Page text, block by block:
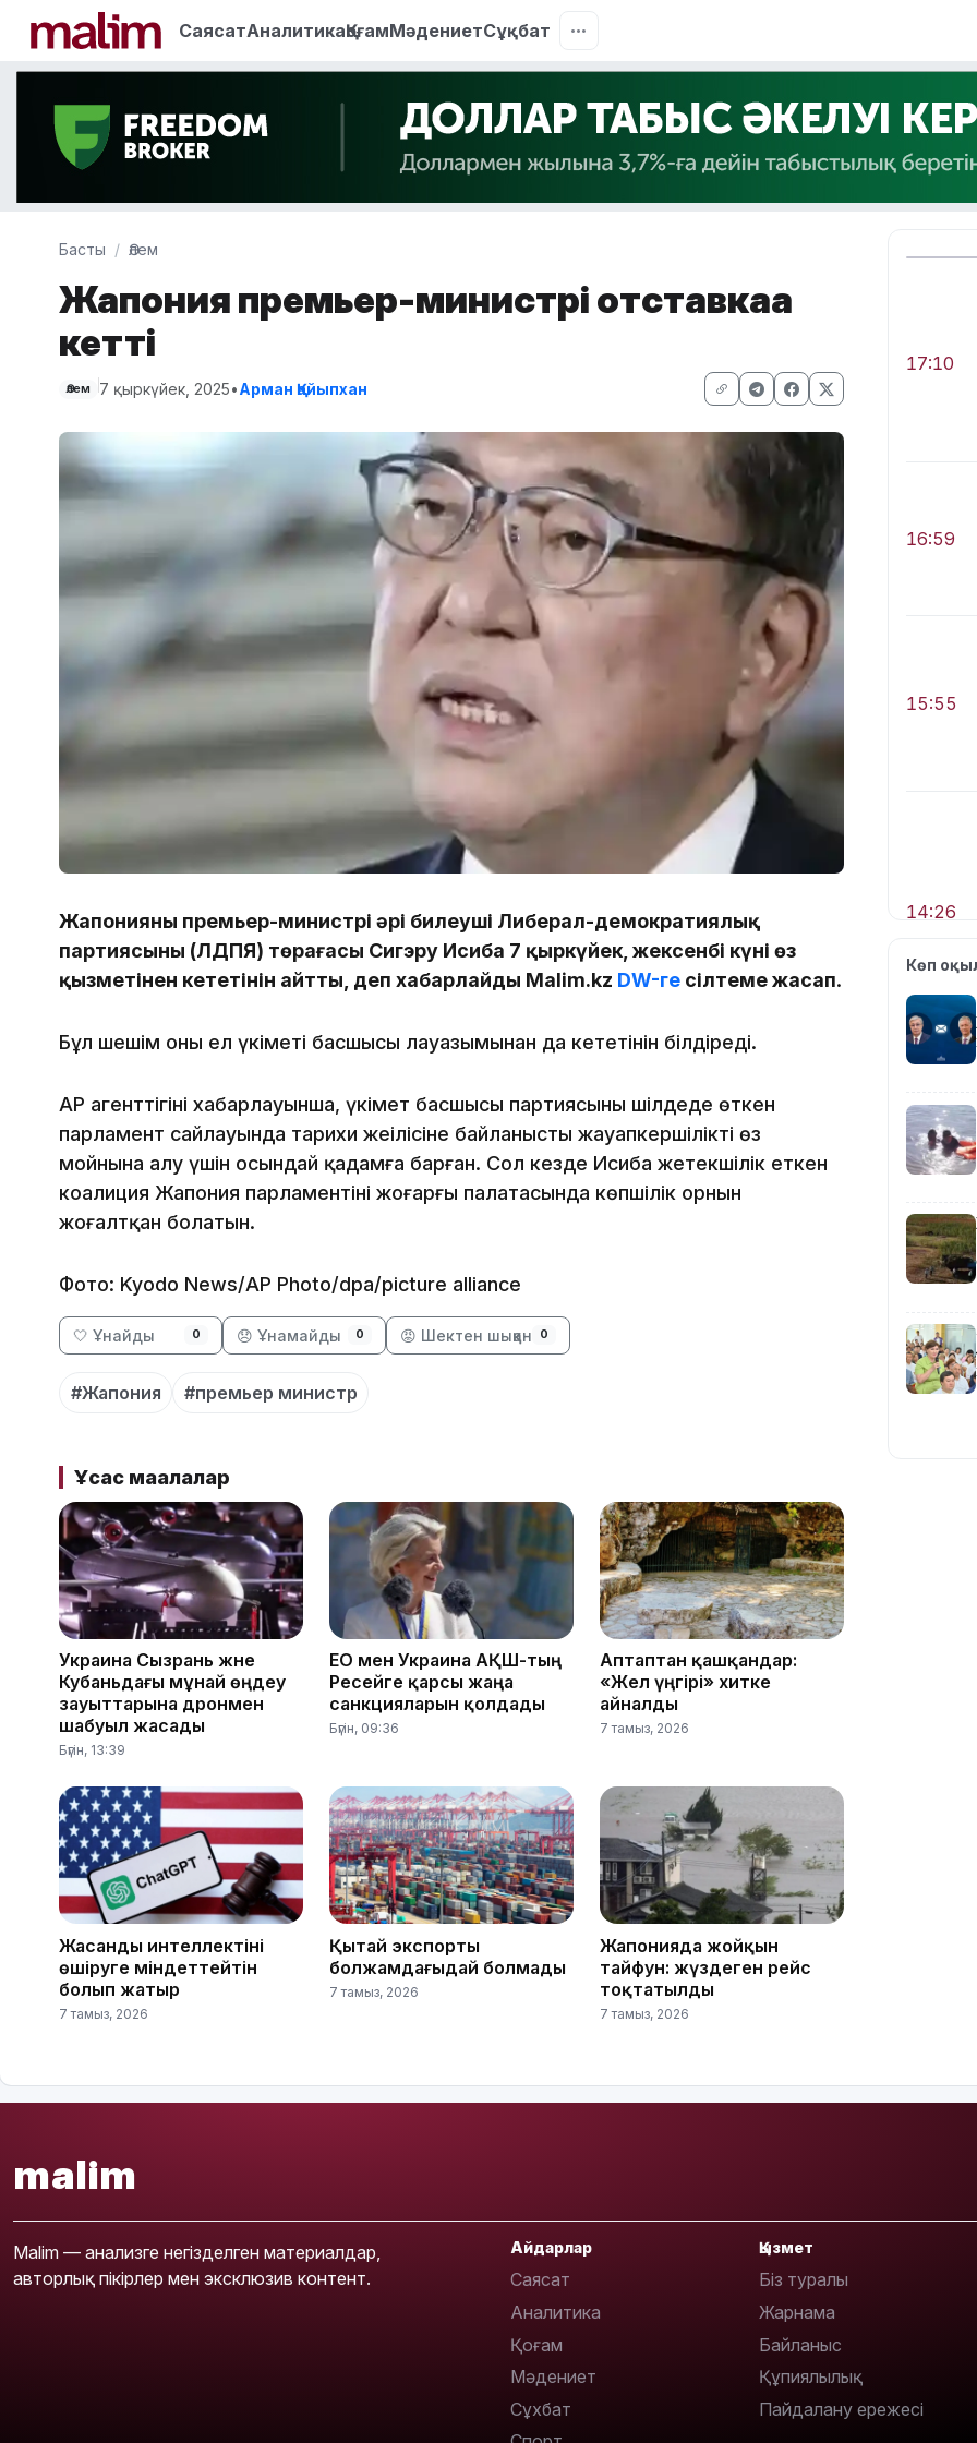
СаясатАналитикаҚоғамМәдениетСұқбат
Басты Әлем
Жапония премьер-министрі отставкаға
кетті
Әлем 7 қыркүйек, 2025•Арман Қайыпхан
Жапонияның премьер-министрі әрі билеуші Либерал-демократиялық
партиясының (ЛДПЯ) төрағасы Сигэру Исиба 7 қыркүйек, жексенбі күні өз
қызметінен кететінін айтты, деп хабарлайды Malim.kz DW-ге сілтеме жасап.
Бұл шешім оның ел үкіметі басшысы лауазымынан да кететінін білдіреді.
AP агенттігінің хабарлауынша, үкімет басшысы партиясының шілдеде өткен
парламент сайлауында тарихи жеңілісіне байланысты жауапкершілікті өз
мойнына алу үшін осындай қадамға барған. Сол кезде Исиба жетекшілік еткен
коалиция Жапония парламентінің жоғарғы палатасында көпшілік орнын
жоғалтқан болатын.
Фото: Kyodo News/AP Photo/dpa/picture alliance
🤍 Ұнайды 0 😞 Ұнамайды 0 😡 Шектен шыққан 0
#Жапония #премьер министр
Ұқсас мақалалар
Украина Сызрань және
Кубаньдағы мұнай өңдеу
зауыттарына дронмен
шабуыл жасады
Бүгін, 13:39
ЕО мен Украина АҚШ-тың
Ресейге қарсы жаңа
санкцияларын қолдады
Бүгін, 09:36
Аптаптан қашқандар:
«Жел үңгірі» хитке
айналды
7 тамыз, 2026
Жасанды интеллектіні
өшіруге міндеттейтін
болып жатыр
7 тамыз, 2026
Қытай экспорты
болжамдағыдай болмады
7 тамыз, 2026
Жапонияда жойқын
тайфун: жүздеген рейс
тоқтатылды
7 тамыз, 2026
17:10
16:59
15:55
14:26
13:39
13:00
Көп
malim
Malim — анализге негізделген материалдар,
авторлық пікірлер мен эксклюзив контент.
Айдарлар
Саясат
Аналитика
Қоғам
Мәдениет
Сұхбат
Қызмет
Біз туралы
Жарнама
Байланыс
Құпиялылық
Пайдалану ережесі